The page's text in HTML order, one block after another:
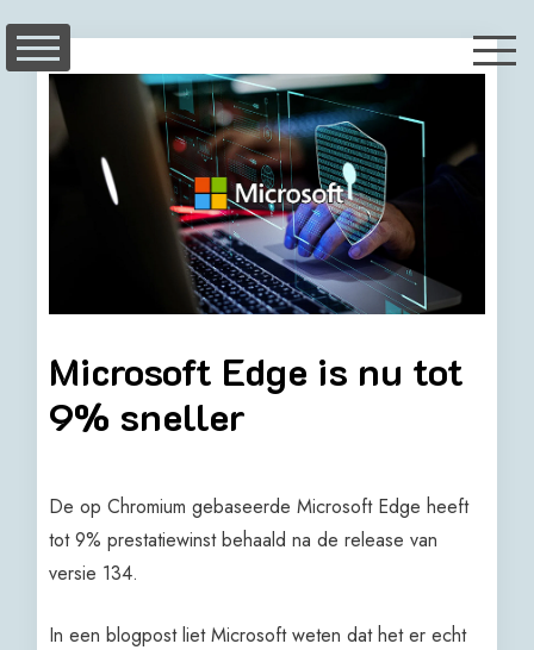
content
Microsoft Edge is nu tot
9% sneller
De op Chromium gebaseerde Microsoft Edge heeft
tot 9% prestatiewinst behaald na de release van
versie 134.
In een blogpost liet Microsoft weten dat het er echt